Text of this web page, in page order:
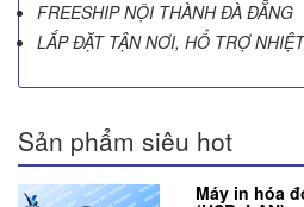
FREESHIP NỘI THÀNH ĐÀ ĐẴNG
LẮP ĐẶT TẬN NƠI, HỔ TRỢ
Sản phẩm siêu hot
Máy in hóa